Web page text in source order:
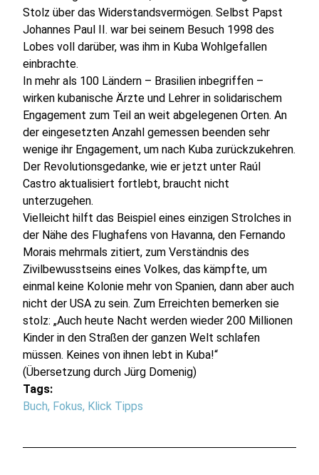
Stolz über das Widerstandsvermögen. Selbst Papst
Johannes Paul II. war bei seinem Besuch 1998 des
Lobes voll darüber, was ihm in Kuba Wohlgefallen
einbrachte.
In mehr als 100 Ländern – Brasilien inbegriffen –
wirken kubanische Ärzte und Lehrer in solidarischem
Engagement zum Teil an weit abgelegenen Orten. An
der eingesetzten Anzahl gemessen beenden sehr
wenige ihr Engagement, um nach Kuba zurückzukehren.
Der Revolutionsgedanke, wie er jetzt unter Raúl
Castro aktualisiert fortlebt, braucht nicht
unterzugehen.
Vielleicht hilft das Beispiel eines einzigen Strolches in
der Nähe des Flughafens von Havanna, den Fernando
Morais mehrmals zitiert, zum Verständnis des
Zivilbewusstseins eines Volkes, das kämpfte, um
einmal keine Kolonie mehr von Spanien, dann aber auch
nicht der USA zu sein. Zum Erreichten bemerken sie
stolz: „Auch heute Nacht werden wieder 200 Millionen
Kinder in den Straßen der ganzen Welt schlafen
müssen. Keines von ihnen lebt in Kuba!“
(Übersetzung durch Jürg Domenig)
Tags:
Buch, Fokus, Klick Tipps